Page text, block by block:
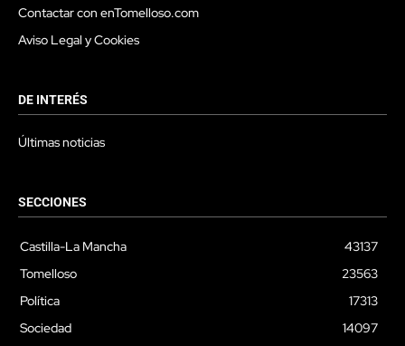
Contactar con enTomelloso.com
Aviso Legal y Cookies
DE INTERÉS
Últimas noticias
SECCIONES
Castilla-La Mancha
43137
Tomelloso
23563
Política
17313
Sociedad
14097